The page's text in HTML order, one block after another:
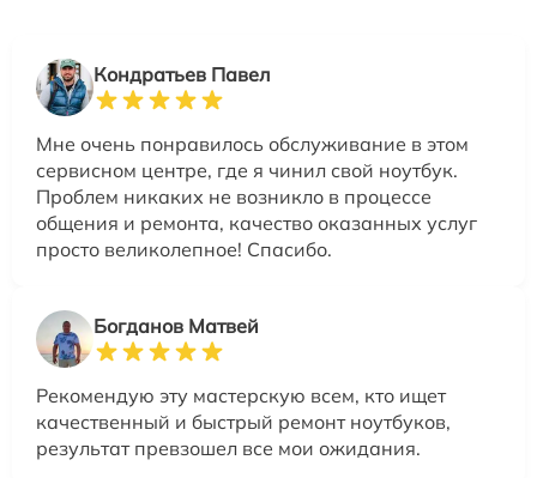
Кондратьев Павел
Мне очень понравилось обслуживание в этом
сервисном центре, где я чинил свой ноутбук.
Проблем никаких не возникло в процессе
общения и ремонта, качество оказанных услуг
просто великолепное! Спасибо.
Богданов Матвей
Рекомендую эту мастерскую всем, кто ищет
качественный и быстрый ремонт ноутбуков,
результат превзошел все мои ожидания.